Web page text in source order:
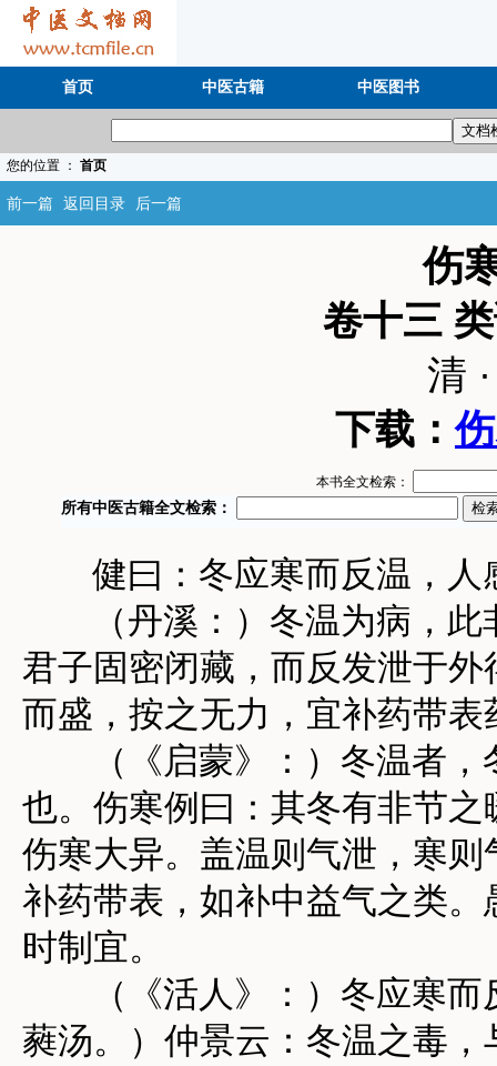
首页 中医古籍 中医图书
您的位置 ： 首页
前一篇 返回目录 后一篇
伤
卷十三
清
下载：
本书全文检索：
健曰：冬应寒而反温，人
（丹溪：）冬温为病，此
君子固密闭藏，而反发泄于
而盛，按之无力，宜补药带表
（《启蒙》：）冬温者，
也。伤寒例曰：其冬有非节
伤寒大异。盖温则气泄，寒
补药带表，如补中益气之类
时制宜。
（《活人》：）冬应寒而
蕤汤。）仲景云：冬温之毒